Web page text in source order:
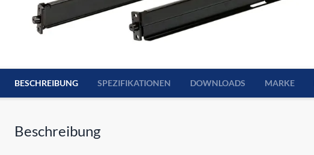
BESCHREIBUNG SPEZIFIKATIONEN DOWNLOADS MARKE
Beschreibung